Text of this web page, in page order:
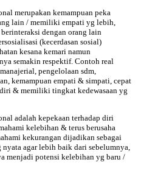
merupakan kemampuan peka
lain / memiliki empati yg lebih,
dengan orang lain
(kecerdasan sosial)
kesana kemari namun
semakin respektif. Contoh real
pengelolaan sdm,
kemampuan empati & simpati, cepat
& memiliki tingkat kedewasaan yg
adalah kepekaan terhadap diri
kelebihan & terus berusaha
kekurangan dijadikan sebagai
agar lebih baik dari sebelumnya,
menjadi potensi kelebihan yg baru /